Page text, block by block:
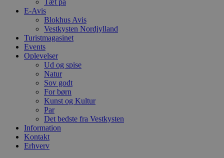
Tæt på
E-Avis
Blokhus Avis
Vestkysten Nordjylland
Turistmagasinet
Events
Oplevelser
Ud og spise
Natur
Sov godt
For børn
Kunst og Kultur
Par
Det bedste fra Vestkysten
Information
Kontakt
Erhverv